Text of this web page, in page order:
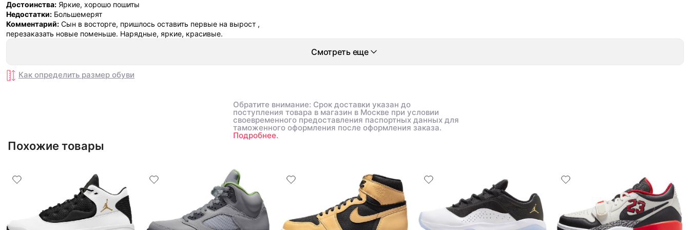
Достоинства: Яркие, хорошо пошиты
Недостатки: Большемерят
Комментарий: Сын в восторге, пришлось оставить первые на вырост ,
перезаказать новые поменьше. Нарядные, яркие, красивые.
Смотреть еще
Как определить размер обуви
Обратите внимание: Срок доставки указан до
поступления товара в магазин в Москве при условии
своевременного предоставления паспортных данных для
таможенного оформления после оформления заказа.
Подробнее.
Похожие товары